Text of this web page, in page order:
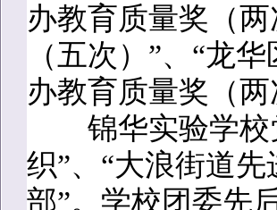
办教育质量奖（
（五次）”、“龙
办教育质量奖（
锦华实验学校
织”、“大浪街道
部”。学校团委先